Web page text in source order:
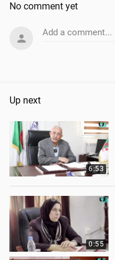
No comment yet
Add a comment...
Up next
6:53
0:55